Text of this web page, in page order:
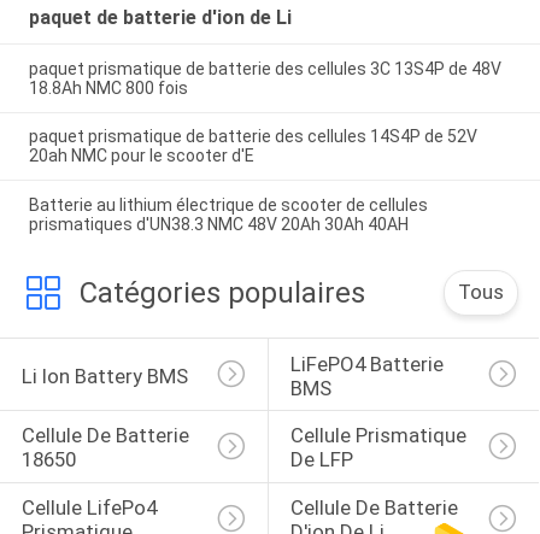
paquet de batterie d'ion de Li
paquet prismatique de batterie des cellules 3C 13S4P de 48V
18.8Ah NMC 800 fois
paquet prismatique de batterie des cellules 14S4P de 52V
20ah NMC pour le scooter d'E
Batterie au lithium électrique de scooter de cellules
prismatiques d'UN38.3 NMC 48V 20Ah 30Ah 40AH
Catégories populaires Tous
Li Ion Battery BMS
LiFePO4 Batterie
BMS
Cellule De Batterie
18650
Cellule Prismatique
De LFP
Cellule LifePo4
Cellule De Batterie